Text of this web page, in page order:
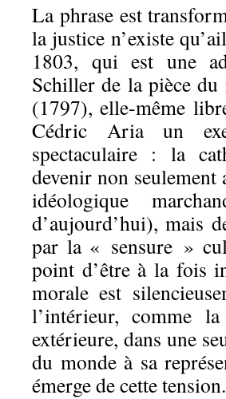
La phrase est
la justice n’existe
1803, qui est une
Schiller de la pièce
(1797), elle-même
Cédric Aria un
spectaculaire : la
devenir non
idéologique
d’aujourd’hui), mais
par la « sensure »
point d’être à la fois
morale est
l’intérieur, comme
extérieure, dans une
du monde à sa
émerge de cette tension.